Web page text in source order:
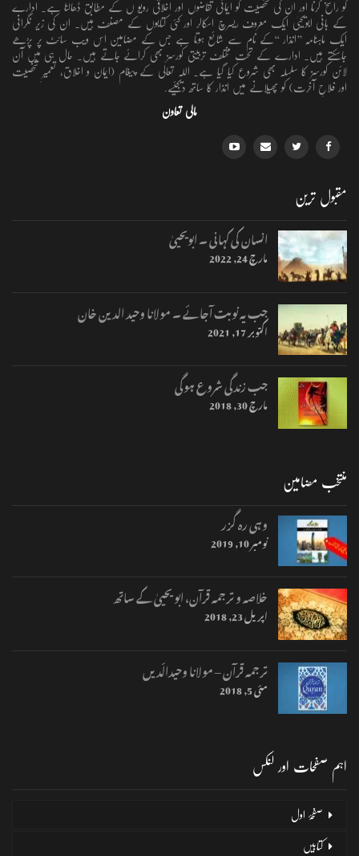
کو راسخ کرنا اور ان کی شخصیت کو ایمانی تقاضوں اور اخلاقی رویو ں کے مطابق ڈھالنا ہے۔ ادارے
کے بانی ابویحییٰ ایک معروف ریسرچ اسکالر اور کئی کتابوں کے مصنف ہیں۔ ان کی زیر نگرانی
ایک ماہنامہ ’’انذار ‘‘کے نام سے شائع ہوتا ہے جس کے مضامین اس ویب سائٹ پر پڑھے
جاسکتے ہیں۔ ادارے کے تحت مختلف تربیتی کورسز بھی کرائے جاتے ہیں۔ حال ہی میں آن
لائن کورسز کا سلسلہ بھی شروع کیا گیا ہے۔ اللہ تعالٰی کے پیغام (ایمان و اخلاق، تعمیرِ شخصیت
اور فلاحِ آخرت) کو پھیلانے میں انذار کا ساتھ دیجئیے.
مالی تعاون
مقبول ترین
انسان کی کہانی ۔ ابویحییٰ
مارچ 24, 2022
جب یہ نوبت آجائے ۔ مولانا وحید الدین خان
اکتوبر 17, 2021
جب زندگی شروع ہوگی
مارچ 30, 2018
منتخب مضامین
وہی رہ گزر
نومبر 10, 2019
خلاصہ و ترجمہ قرآن، ابو یحییٰ کے ساتھ
اپریل 23, 2018
ترجمہ قرآن – مولانا وحیدالّدیں
مئی 5, 2018
اہم صفحات اور لنکس
صفحۂ اول
کتابیں